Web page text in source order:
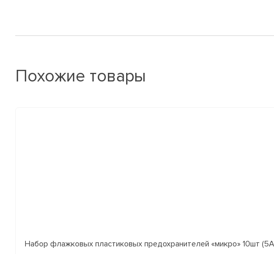
Похожие товары
Набор флажковых пластиковых предохранителей «микро» 10шт